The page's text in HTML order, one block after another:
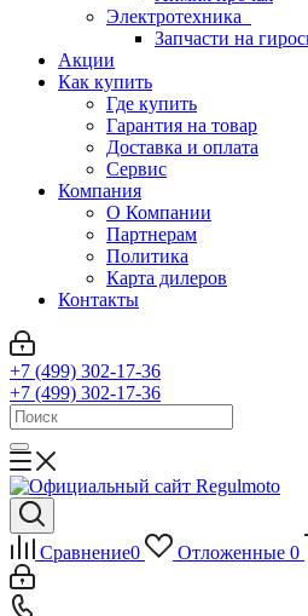
Электротехника
Запчасти на
Акции
Как купить
Где купить
Гарантия на товар
Доставка и оплата
Сервис
Компания
О Компании
Партнерам
Политика
Карта дилеров
Контакты
+7 (499) 302-17-36
+7 (499) 302-17-36
Сравнение0 Отложенные 0